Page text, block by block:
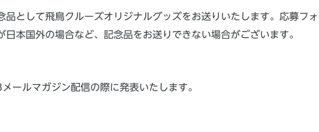
として飛鳥クルーズオリジナルグッズをお送りいたします。応募フ
本国外の場合など、記念品をお送りできない場合がございます。
ルマガジン配信の際に発表いたします。